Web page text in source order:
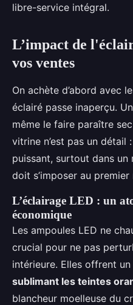
libre-service intégral.
L’impact de
vos ventes
On achète d’abord avec
éclairé passe inaperçu.
même le faire paraître
vitrine n’est pas un détail
puissant, surtout dans
doit s’imposer au premier
L’éclairage LED : un
économique
Les ampoules LED ne
crucial pour ne pas
intérieure. Elles offrent
sublimant les teintes
blancheur moelleuse du